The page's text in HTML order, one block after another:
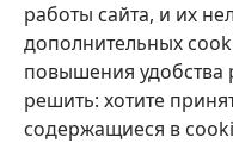
работы сайта, и их
дополнительных
повышения удобства
решить: хотите
содержащиеся в
новом
окне)
JW Hub®
(открывается
в
новом
окне)
JW Library ®
Watchtower Library